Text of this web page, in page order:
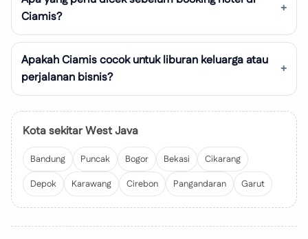
Ciamis?
Apakah Ciamis cocok untuk liburan keluarga atau
perjalanan bisnis?
Kota sekitar West Java
Bandung Puncak Bogor Bekasi
Cikarang
Depok
Karawang Cirebon Pangandaran Garut